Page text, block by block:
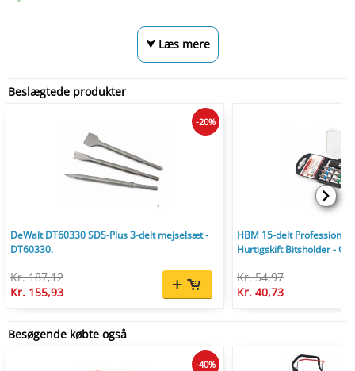
⮟ Læs mere
Beslægtede produkter
DeWalt DT60330 SDS-Plus 3-delt mejselsæt -
DT60330.
Kr. 187,12
Kr. 155,93
-20%
HBM 15-delt
Hurtigskift Bitsholder -
Kr. 54,97
Kr. 40,73
Besøgende købte også
-40%